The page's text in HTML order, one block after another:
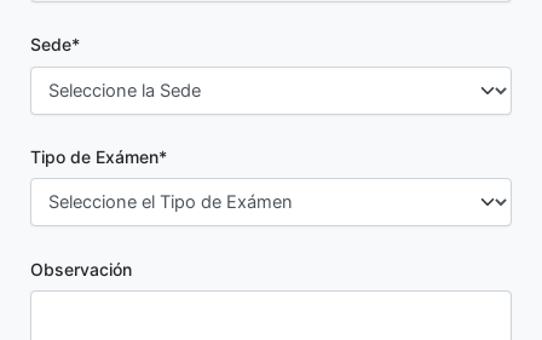
Sede*
Tipo de Exámen*
Observación